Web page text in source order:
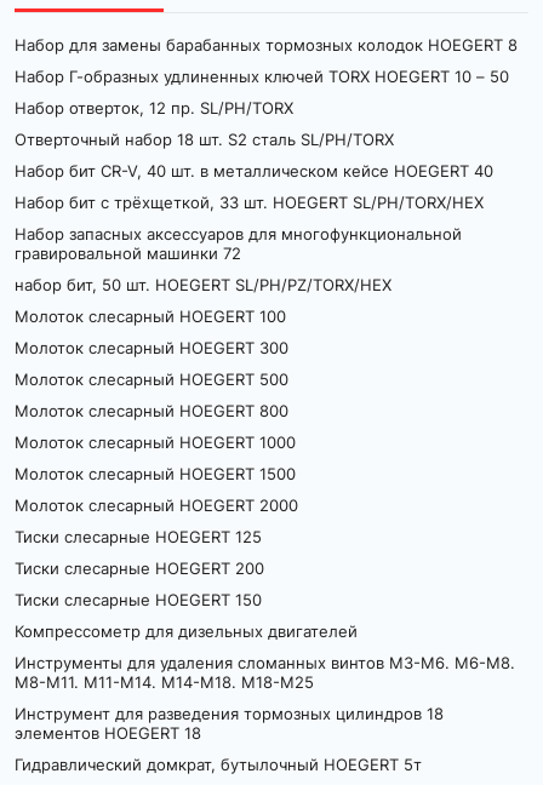
Набор для замены барабанных тормозных колодок HOEGERT 8
Набор Г-образных удлиненных ключей TORX HOEGERT 10 – 50
Набор отверток, 12 пр. SL/PH/TORX
Отверточный набор 18 шт. S2 сталь SL/PH/TORX
Набор бит CR-V, 40 шт. в металлическом кейсе HOEGERT 40
Набор бит с трёхщеткой, 33 шт. HOEGERT SL/PH/TORX/HEX
Набор запасных аксессуаров для многофункциональной
гравировальной машинки 72
набор бит, 50 шт. HOEGERT SL/PH/PZ/TORX/HEX
Молоток слесарный HOEGERT 100
Молоток слесарный HOEGERT 300
Молоток слесарный HOEGERT 500
Молоток слесарный HOEGERT 800
Молоток слесарный HOEGERT 1000
Молоток слесарный HOEGERT 1500
Молоток слесарный HOEGERT 2000
Тиски слесарные HOEGERT 125
Тиски слесарные HOEGERT 200
Тиски слесарные HOEGERT 150
Компрессометр для дизельных двигателей
Инструменты для удаления сломанных винтов М3-М6. М6-М8.
М8-М11. М11-М14. М14-М18. М18-М25
Инструмент для разведения тормозных цилиндров 18
элементов HOEGERT 18
Гидравлический домкрат, бутылочный HOEGERT 5т